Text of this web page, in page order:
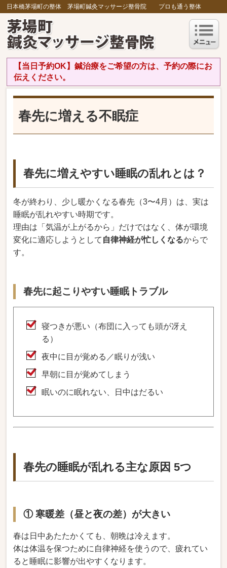
日本橋茅場町の整体 茅場町鍼灸マッサージ整骨院 プロも通う整体
【当日予約OK】鍼治療をご希望の方は、予約の際にお
伝えください。
春先に増える不眠症
春先に増えやすい睡眠の乱れとは？
冬が終わり、少し暖かくなる春先（3〜4月）は、実は
睡眠が乱れやすい時期です。
理由は「気温が上がるから」だけではなく、体が環境
変化に適応しようとして 自律神経が忙しくなるからで
す。
春先に起こりやすい睡眠トラブル
寝つきが悪い（布団に入っても頭が冴え
る）
夜中に目が覚める／眠りが浅い
早朝に目が覚めてしまう
眠いのに眠れない、日中はだるい
春先の睡眠が乱れる主な原因 5つ
① 寒暖差（昼と夜の差）が大きい
春は日中あたたかくても、朝晩は冷えます。
体は体温を保つために自律神経を使うので、疲れてい
ると睡眠に影響が出やすくなります。